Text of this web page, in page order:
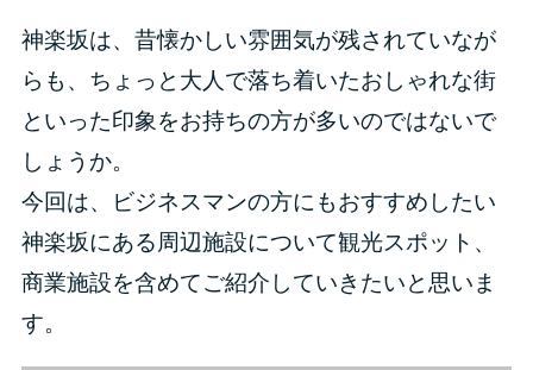
神楽坂は、昔懐かしい雰囲気が残されていなが
らも、ちょっと大人で落ち着いたおしゃれな街
といった印象をお持ちの方が多いのではないで
しょうか。
今回は、ビジネスマンの方にもおすすめしたい
神楽坂にある周辺施設について観光スポット、
商業施設を含めてご紹介していきたいと思いま
す。